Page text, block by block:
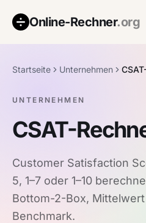
Online-Rechner.org
Startseite Unternehmen
UNTERNEHMEN
CSAT-
Customer Satisfaction
5, 1–7 oder 1–10
Bottom-2-Box,
Benchmark.